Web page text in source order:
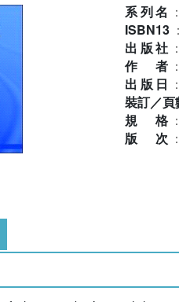
系列名 ：
ISBN13 ：
出版社 ：
作者 ：
出版日 ：
裝訂／頁
規格 ：
版次 ：